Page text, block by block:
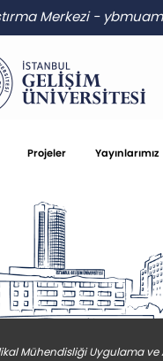
Merkezi-
Projeler Yayınlarımız
Mühendisliği Uygulama ve